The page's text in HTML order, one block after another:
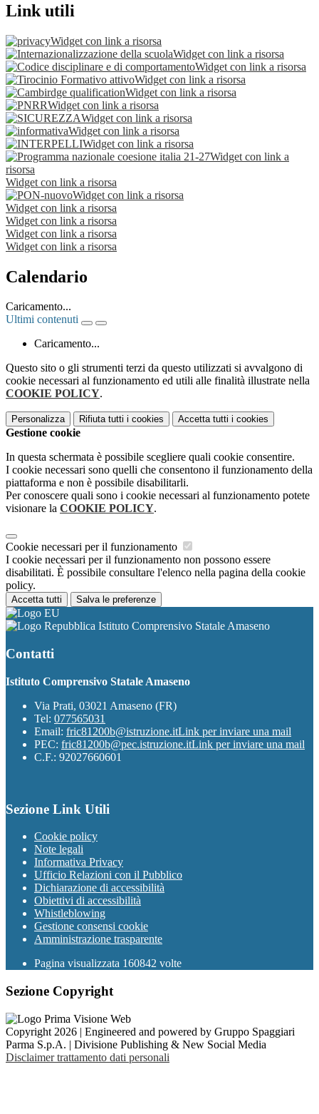
Link utili
Widget con link a risorsa
Widget con link a risorsa
Widget con link a risorsa
Widget con link a risorsa
Widget con link a risorsa
Widget con link a risorsa
Widget con link a risorsa
Widget con link a risorsa
Widget con link a risorsa
Widget con link a
risorsa
Widget con link a risorsa
Widget con link a risorsa
Widget con link a risorsa
Widget con link a risorsa
Widget con link a risorsa
Widget con link a risorsa
Calendario
Caricamento...
Ultimi contenuti
Caricamento...
Questo sito o gli strumenti terzi da questo utilizzati si avvalgono di
cookie necessari al funzionamento ed utili alle finalità illustrate nella
COOKIE POLICY.
Personalizza Rifiuta tutti i cookies Accetta tutti i cookies
Gestione cookie
In questa schermata è possibile scegliere quali cookie consentire.
I cookie necessari sono quelli che consentono il funzionamento della
piattaforma e non è possibile disabilitarli.
Per conoscere quali sono i cookie necessari al funzionamento potete
visionare la COOKIE POLICY.
Cookie necessari per il funzionamento
I cookie necessari per il funzionamento non possono essere
disabilitati. È possibile consultare l'elenco nella pagina della cookie
policy.
Accetta tutti Salva le preferenze
Istituto Comprensivo Statale Amaseno
Contatti
Istituto Comprensivo Statale Amaseno
Via Prati, 03021 Amaseno (FR)
Tel: 077565031
Email: fric81200b@istruzione.itLink per inviare una mail
PEC: fric81200b@pec.istruzione.itLink per inviare una mail
C.F.: 92027660601
Sezione Link Utili
Cookie policy
Note legali
Informativa Privacy
Ufficio Relazioni con il Pubblico
Dichiarazione di accessibilità
Obiettivi di accessibilità
Whistleblowing
Gestione consensi cookie
Amministrazione trasparente
Pagina visualizzata 160842 volte
Sezione Copyright
Copyright 2026 | Engineered and powered by Gruppo Spaggiari
Parma S.p.A. | Divisione Publishing & New Social Media
Disclaimer trattamento dati personali